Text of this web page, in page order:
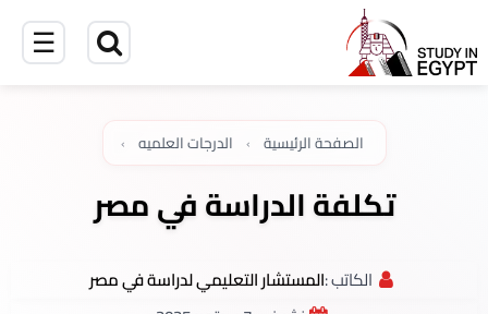
☰
الصفحة الرئيسية الدرجات العلميه
تكلفة الدراسة في مصر
الكاتب :المستشار التعليمي لدراسة في مصر